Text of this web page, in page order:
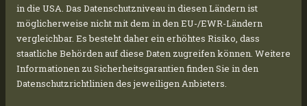
L'INIZIO DEI LAVORI A SOMAGLIA
SI AVVICINA!
Un altro progetto fotovoltaico all’avanguardia
in die USA. Das Datenschutzniveau in diesen Ländern ist
möglicherweise nicht mit dem in den EU-/EWR-Ländern
vergleichbar. Es besteht daher ein erhöhtes Risiko, dass
staatliche Behörden auf diese Daten zugreifen können. Weitere
Informationen zu Sicherheitsgarantien finden Sie in den
Datenschutzrichtlinien des jeweiligen Anbieters.